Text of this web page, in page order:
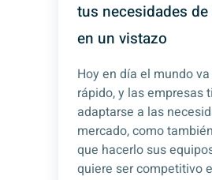
tus necesidades
en un vistazo
Hoy en día el mundo
rápido, y las empresas
adaptarse a las
mercado, como
que hacerlo sus
quiere ser competitivo